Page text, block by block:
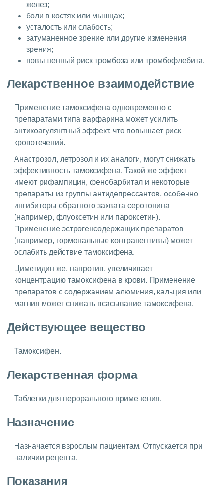
желез;
боли в костях или мышцах;
усталость или слабость;
затуманенное зрение или другие изменения
зрения;
повышенный риск тромбоза или тромбофлебита.
Лекарственное взаимодействие
Применение тамоксифена одновременно с
препаратами типа варфарина может усилить
антикоагулянтный эффект, что повышает риск
кровотечений.
Анастрозол, летрозол и их аналоги, могут снижать
эффективность тамоксифена. Такой же эффект
имеют рифампицин, фенобарбитал и некоторые
препараты из группы антидепрессантов, особенно
ингибиторы обратного захвата серотонина
(например, флуоксетин или пароксетин).
Применение эстрогенсодержащих препаратов
(например, гормональные контрацептивы) может
ослабить действие тамоксифена.
Циметидин же, напротив, увеличивает
концентрацию тамоксифена в крови. Применение
препаратов с содержанием алюминия, кальция или
магния может снижать всасывание тамоксифена.
Действующее вещество
Тамоксифен.
Лекарственная форма
Таблетки для перорального применения.
Назначение
Назначается взрослым пациентам. Отпускается при
наличии рецепта.
Показания